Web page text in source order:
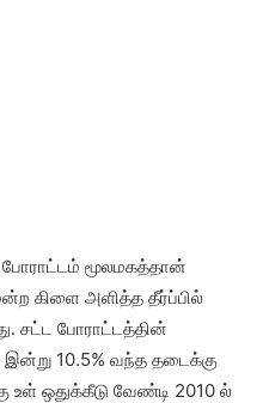
போராட்டம் மூலமகத்தான்
கிளை அளித்த தீர்ப்பில்
சட்ட போராட்டத்தின்
10.5% வந்த தடைக்கு
உள் ஒதுக்கீடு வேண்டி 2010 ல்